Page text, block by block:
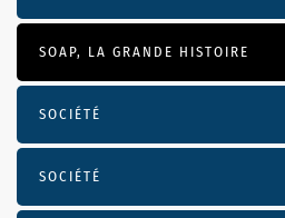
SOAP, LA GRANDE HISTOIRE
SOCIÉTÉ
SOCIÉTÉ